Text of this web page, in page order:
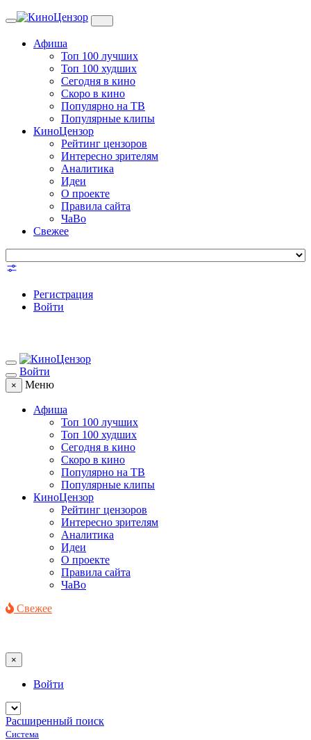
Toggle
Афиша
Топ 100 лучших
Топ 100 худших
Сегодня в кино
Скоро в кино
Популярно на ТВ
Популярные клипы
КиноЦензор
Рейтинг цензоров
Интересно зрителям
Аналитика
Идеи
О проекте
Правила сайта
ЧаВо
Свежее
Регистрация
Войти
Войти
× Меню
Афиша
Топ 100 лучших
Топ 100 худших
Сегодня в кино
Скоро в кино
Популярно на ТВ
Популярные клипы
КиноЦензор
Рейтинг цензоров
Интересно зрителям
Аналитика
Идеи
О проекте
Правила сайта
ЧаВо
Свежее
×
Войти
Расширенный поиск
Система